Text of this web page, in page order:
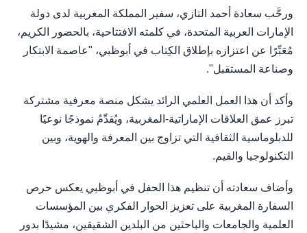
ورحَّب سعادة أحمد التازي، سفير المملكة المغربية لدى دولة
الإمارات العربية المتحدة، في كلمته الافتتاحية، بالحضور الكريم،
مُعَبِّرًا عن اعتزازه بإطلاق الكِتاب في أبوظبي، "عاصمة الابتكار
وصناعة المستقبل".
وأكد أن هذا العمل العلمي الرائد يشكل منصة معرفية مشتركة
تبرز عمق العلاقات الإماراتية-المغربية، ويُقدِّمُ نموذجًا نوعيًا
للدبلوماسية الثقافية التي تزاوج بين المعرفة والهوية، وبين
التكنولوجيا والقيم.
وأضاف سعادته أن تنظيم هذا الحفل في أبوظبي يعكس حرص
السفارة المغربية على تعزيز الحوار الفكري بين المؤسسات
العلمية والجامعات والباحثين من البلدين الشقيقين، مشيدًا بدور